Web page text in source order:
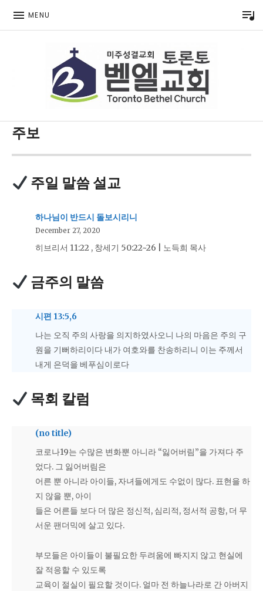
MENU
주보
주일 말씀 설교
하나님이 반드시 돌보시리니
December 27, 2020
히브리서 11:22 , 창세기 50:22~26 | 노득희 목사
금주의 말씀
시편 13:5,6
나는 오직 주의 사랑을 의지하였사오니 나의 마음은 주의 구
원을 기뻐하리이다 내가 여호와를 찬송하리니 이는 주께서
내게 은덕을 베푸심이로다
목회 칼럼
(no title)
코로나19는 수많은 변화뿐 아니라 “잃어버림”을 가져다 주
었다. 그 잃어버림은
어른 뿐 아니라 아이들, 자녀들에게도 수없이 많다. 표현을 하
지 않을 뿐, 아이
들은 어른들 보다 더 많은 정신적, 심리적, 정서적 공항, 더 무
서운 팬더믹에 살고 있다.
부모들은 아이들이 불필요한 두려움에 빠지지 않고 현실에
잘 적응할 수 있도록
교육이 절실이 필요할 것이다. 얼마 전 하늘나라로 간 아버지